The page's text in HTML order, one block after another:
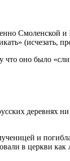
Смоленской
(исчезать,
что оно было
деревнях
и
в церкви